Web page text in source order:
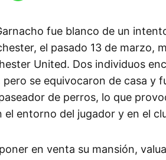
fue blanco de un
el pasado 13 de marzo,
United. Dos individuos
se equivocaron de casa y
de perros, lo que
entorno del jugador y en el
en venta su mansión,